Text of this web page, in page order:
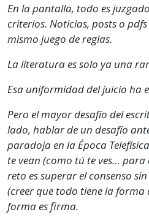
En la pantalla, todo es
criterios. Noticias, posts o
mismo juego de reglas.
La literatura es solo ya una
Esa uniformidad del juicio ha
Pero el mayor desafío del
lado, hablar de un desafío
paradoja en la Época
te vean (como tú te ves…
reto es superar el consenso
(creer que todo tiene la forma
forma es firma.